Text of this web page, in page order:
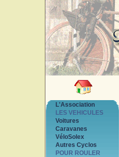
L'Association
LES VEHICULES
Voitures
Caravanes
VéloSolex
Autres Cyclos
POUR ROULER